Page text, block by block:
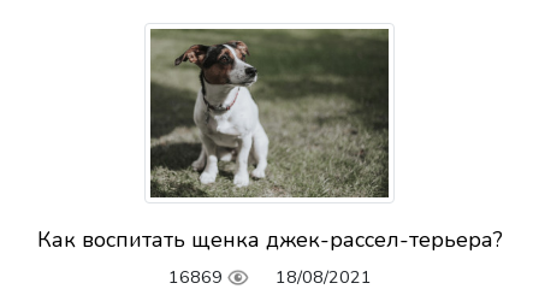
Как воспитать щенка джек-рассел-терьера?
16869 18/08/2021